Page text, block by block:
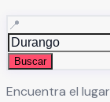
📍
Buscar
Encuentra el